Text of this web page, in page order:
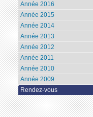
Année 2016
Année 2015
Année 2014
Année 2013
Année 2012
Année 2011
Année 2010
Année 2009
Rendez-vous